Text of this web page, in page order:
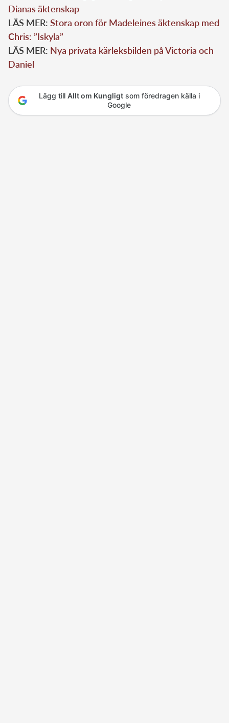
Dianas äktenskap
LÄS MER: Stora oron för Madeleines äktenskap med
Chris: ”Iskyla”
LÄS MER: Nya privata kärleksbilden på Victoria och
Daniel
Lägg till Allt om Kungligtsom föredragen källa i
Google